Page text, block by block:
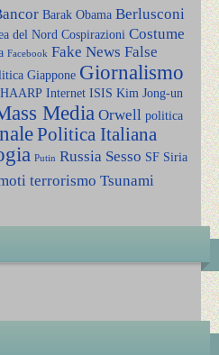
Barak Obama Berlusconi
del Nord Cospirazioni Costume
Facebook Fake News False
Giappone Giornalismo
HAARP Internet ISIS Kim Jong-un
Media Orwell politica
Politica Italiana
Putin Russia Sesso SF Siria
terrorismo Tsunami